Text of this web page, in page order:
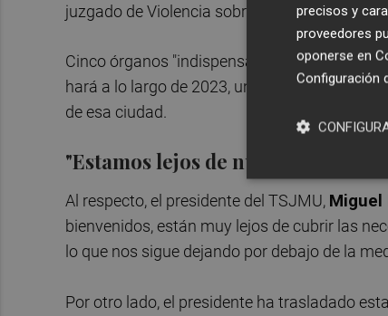
juzgado de Violencia sobre la Mujer en
Cinco órganos "indispensables" de los que
hará a lo largo de 2023, una vez esté
de esa ciudad.
"Estamos lejos de nuestras
Al respecto, el presidente del TSJMU, Miguel
bienvenidos, están muy lejos de cubrir las
lo que nos sigue dejando por debajo de la
Por otro lado, el presidente ha trasladado
precisos y
proveedores
oponerse en
Configuración